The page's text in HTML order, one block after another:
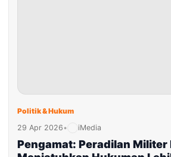
Politik & Hukum
29 Apr 2026• iMedia
Pengamat: Peradilan Militer